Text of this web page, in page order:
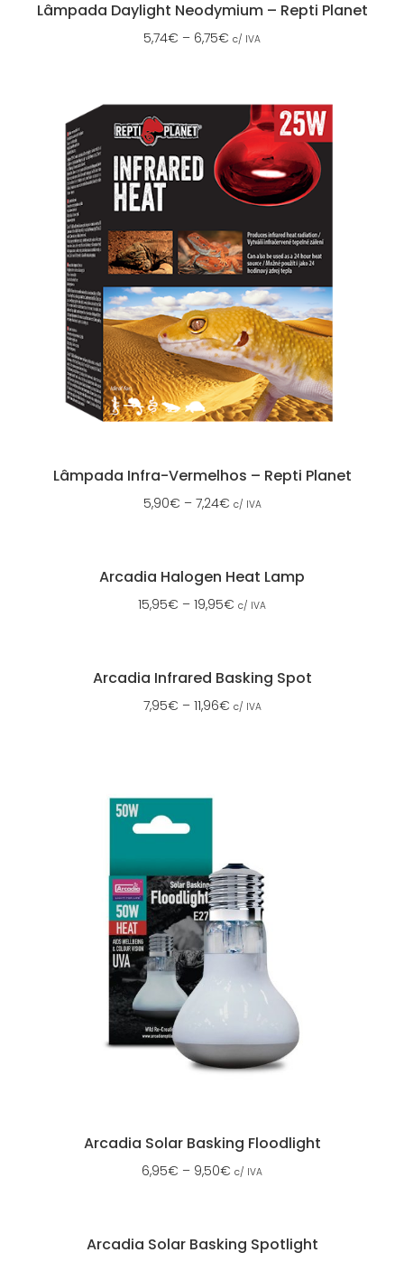
Lâmpada Daylight Neodymium – Repti Planet
5,74€ – 6,75€ c/ IVA
Lâmpada Infra-Vermelhos – Repti Planet
5,90€ – 7,24€ c/ IVA
Arcadia Halogen Heat Lamp
15,95€ – 19,95€ c/ IVA
Arcadia Infrared Basking Spot
7,95€ – 11,96€ c/ IVA
Arcadia Solar Basking Floodlight
6,95€ – 9,50€ c/ IVA
Arcadia Solar Basking Spotlight